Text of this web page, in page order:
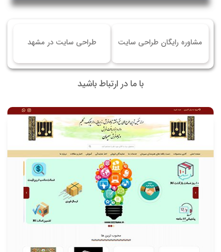
مشاوره رایگان طراحی سایت طراحی سایت در مشهد
با ما در ارتباط باشید